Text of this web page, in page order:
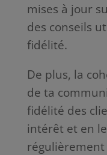
mises à jour
des conseils
fidélité.
De plus, la
de ta
fidélité des
intérêt et en